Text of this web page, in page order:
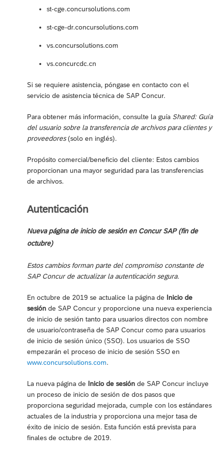
st-cge.concursolutions.com
st-cge-dr.concursolutions.com
vs.concursolutions.com
vs.concurcdc.cn
Si se requiere asistencia, póngase en contacto con el
servicio de asistencia técnica de SAP Concur.
Para obtener más información, consulte la guía Shared: Guía
del usuario sobre la transferencia de archivos para clientes y
proveedores(solo en inglés).
Propósito comercial/beneficio del cliente: Estos cambios
proporcionan una mayor seguridad para las transferencias
de archivos.
Autenticación
Nueva página de inicio de sesión en Concur SAP (fin de
octubre)
Estos cambios forman parte del compromiso constante de
SAP Concur de actualizar la autenticación segura.
En octubre de 2019 se actualice la página de Inicio de
sesión de SAP Concur y proporcione una nueva experiencia
de inicio de sesión tanto para usuarios directos con nombre
de usuario/contraseña de SAP Concur como para usuarios
de inicio de sesión único (SSO). Los usuarios de SSO
empezarán el proceso de inicio de sesión SSO en
www.concursolutions.com.
La nueva página de Inicio de sesión de SAP Concur incluye
un proceso de inicio de sesión de dos pasos que
proporciona seguridad mejorada, cumple con los estándares
actuales de la industria y proporciona una mejor tasa de
éxito de inicio de sesión. Esta función está prevista para
finales de octubre de 2019.